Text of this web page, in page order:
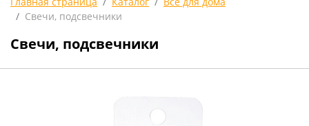
Свечи, подсвечники
Свечи, подсвечники